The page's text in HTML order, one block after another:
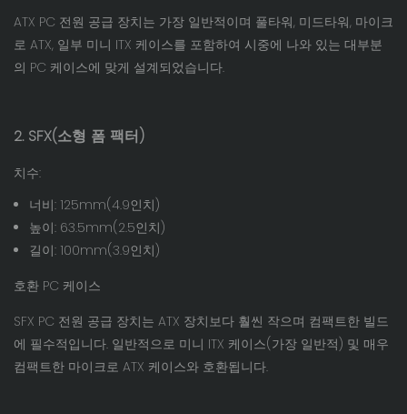
ATX PC 전원 공급 장치는 가장 일반적이며 풀타워, 미드타워, 마이크
로 ATX, 일부 미니 ITX 케이스를 포함하여 시중에 나와 있는 대부분
의 PC 케이스에 맞게 설계되었습니다.
2. SFX(소형 폼 팩터)
치수:
너비: 125mm(4.9인치)
높이: 63.5mm(2.5인치)
길이: 100mm(3.9인치)
호환 PC 케이스
SFX PC 전원 공급 장치는 ATX 장치보다 훨씬 작으며 컴팩트한 빌드
에 필수적입니다. 일반적으로 미니 ITX 케이스(가장 일반적) 및 매우
컴팩트한 마이크로 ATX 케이스와 호환됩니다.